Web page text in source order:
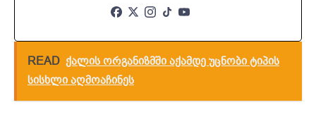
READ ქალის ორგანიზმში აქამდე უცნობი ტიპის
სისხლი აღმოაჩინეს